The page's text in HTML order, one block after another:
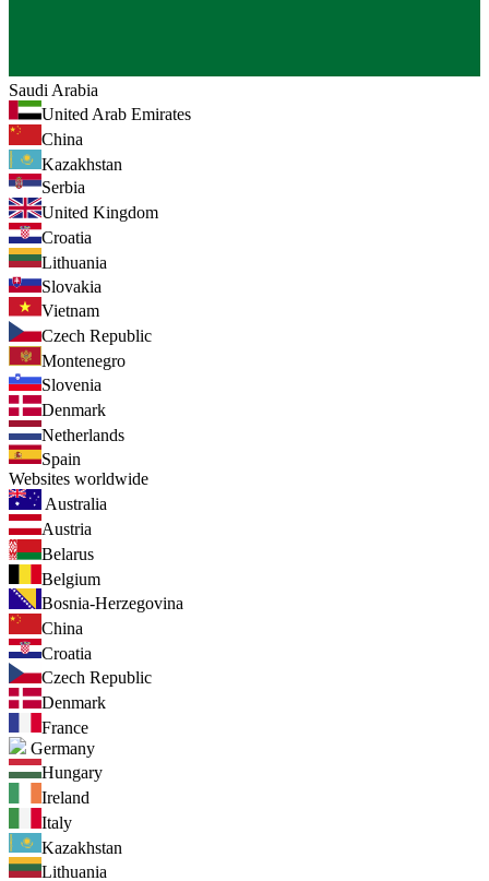
Saudi Arabia
United Arab Emirates
China
Kazakhstan
Serbia
United Kingdom
Croatia
Lithuania
Slovakia
Vietnam
Czech Republic
Montenegro
Slovenia
Denmark
Netherlands
Spain
Websites worldwide
Australia
Austria
Belarus
Belgium
Bosnia-Herzegovina
China
Croatia
Czech Republic
Denmark
France
Germany
Hungary
Ireland
Italy
Kazakhstan
Lithuania